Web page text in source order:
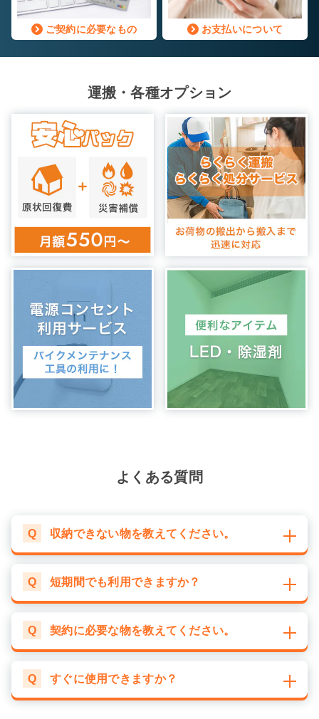
ご契約に必要なもの お支払いについて
運搬・各種オプション
よくある質問
Q 収納できない物を教えてください。
Q 短期間でも利用できますか？
Q 契約に必要な物を教えてください。
Q すぐに使用できますか？